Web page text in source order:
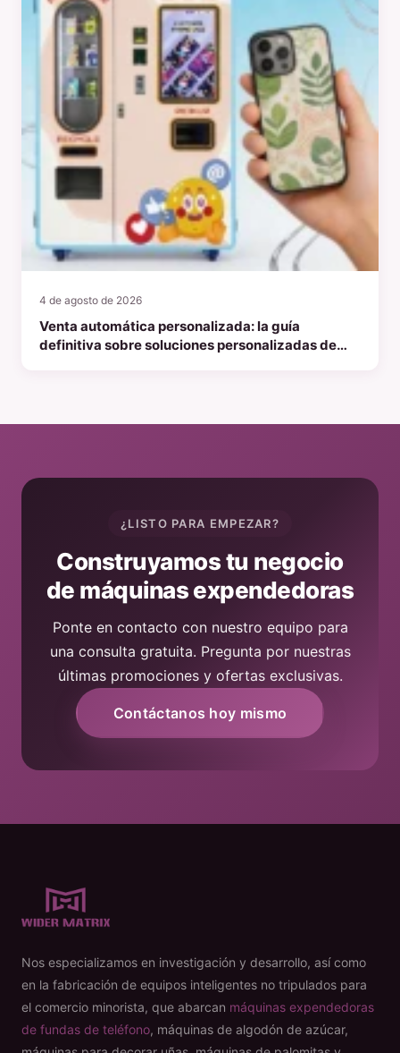
4 de agosto de 2026
Venta automática personalizada: la guía
definitiva sobre soluciones personalizadas de
¿LISTO PARA EMPEZAR?
Construyamos tu negocio
de máquinas expendedoras
Ponte en contacto con nuestro equipo para
una consulta gratuita. Pregunta por nuestras
últimas promociones y ofertas exclusivas.
Contáctanos hoy mismo
Nos especializamos en investigación y desarrollo, así como
en la fabricación de equipos inteligentes no tripulados para
el comercio minorista, que abarcan máquinas expendedoras
de fundas de teléfono, máquinas de algodón de azúcar,